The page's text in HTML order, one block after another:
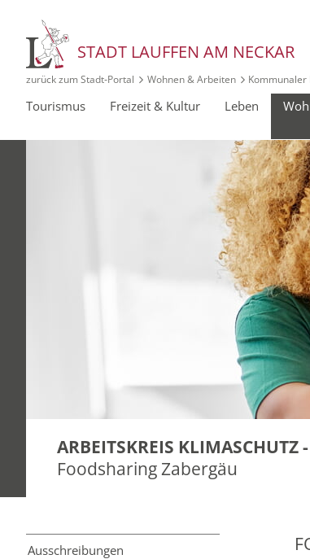
STADT LAUFFEN AM NECKAR
zurück zum Stadt‑Portal Wohnen & Arbeiten Kommunaler
Tourismus Freizeit & Kultur Leben
ARBEITSKREIS KLIMASCHUTZ
Foodsharing Zabergäu
Ausschreibungen